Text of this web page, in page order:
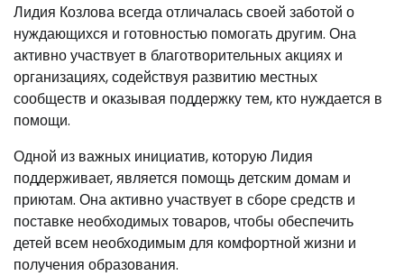
Лидия Козлова всегда отличалась своей заботой о
нуждающихся и готовностью помогать другим. Она
активно участвует в благотворительных акциях и
организациях, содействуя развитию местных
сообществ и оказывая поддержку тем, кто нуждается в
помощи.
Одной из важных инициатив, которую Лидия
поддерживает, является помощь детским домам и
приютам. Она активно участвует в сборе средств и
поставке необходимых товаров, чтобы обеспечить
детей всем необходимым для комфортной жизни и
получения образования.